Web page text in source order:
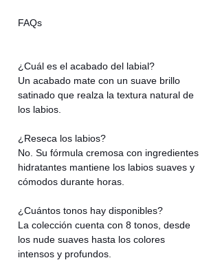
FAQs
¿Cuál es el acabado del labial?
Un acabado mate con un suave brillo
satinado que realza la textura natural de
los labios.
¿Reseca los labios?
No. Su fórmula cremosa con ingredientes
hidratantes mantiene los labios suaves y
cómodos durante horas.
¿Cuántos tonos hay disponibles?
La colección cuenta con 8 tonos, desde
los nude suaves hasta los colores
intensos y profundos.